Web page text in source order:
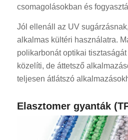
csomagolásokban és
Jól ellenáll az UV
alkalmas kültéri használatra.
polikarbonát optikai
közelíti, de áttetsző
teljesen átlátszó
Elasztomer gyanták